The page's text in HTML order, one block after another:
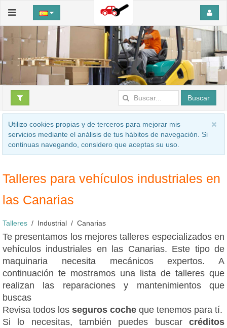
Buscar
Utilizo cookies propias y de terceros para mejorar mis
servicios mediante el análisis de tus hábitos de navegación. Si
continuas navegando, considero que aceptas su uso.
Talleres para vehículos industriales en
las Canarias
Talleres Industrial Canarias
Te presentamos los mejores talleres especializados en
vehículos industriales en las Canarias. Este tipo de
maquinaria necesita mecánicos expertos. A
continuación te mostramos una lista de talleres que
realizan las reparaciones y mantenimientos que
buscas
Revisa todos los seguros coche que tenemos para tí.
Si lo necesitas, también puedes buscar créditos